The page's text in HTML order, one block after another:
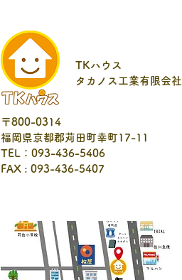
〒800-0314
福岡県京都郡苅田町幸町17-11
TEL：093-436-5406
FAX : 093-436-5407
TKハウス
タカノス工業有限会社